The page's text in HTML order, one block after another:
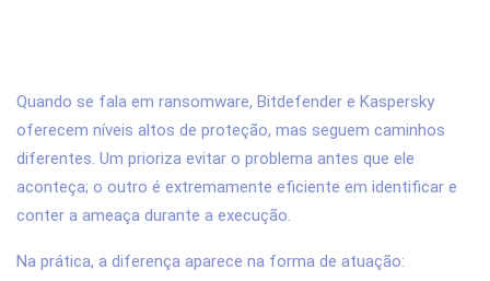
Quando se fala em ransomware, Bitdefender e Kaspersky
oferecem níveis altos de proteção, mas seguem caminhos
diferentes. Um prioriza evitar o problema antes que ele
aconteça; o outro é extremamente eficiente em identificar e
conter a ameaça durante a execução.
Na prática, a diferença aparece na forma de atuação: